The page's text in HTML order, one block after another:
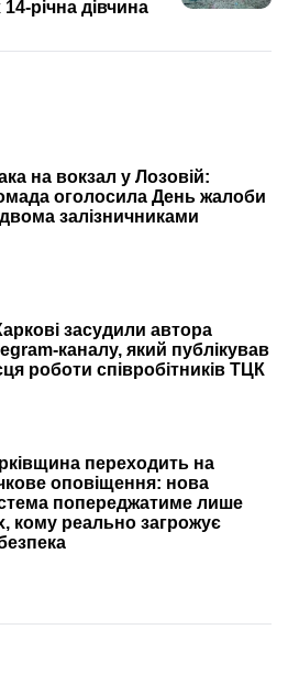
річна дівчина
на вокзал у Лозовій:
оголосила День жалоби
залізничниками
засудили автора
каналу, який публікував
роботи співробітників ТЦК
переходить на
оповіщення: нова
попереджатиме лише
кому реально загрожує